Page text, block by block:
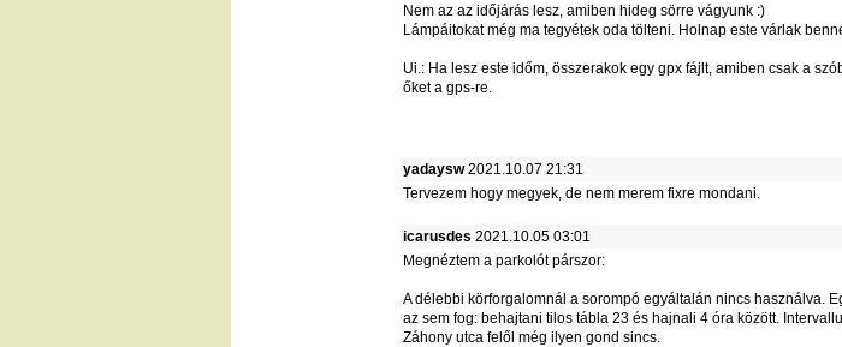
Nem az az időjárás lesz, amiben hideg sörre vágyunk :)
Lámpáitokat még ma tegyétek oda tölteni. Holnap este várlak
Ui.: Ha lesz este időm, összerakok egy gpx fájlt, amiben csak a
őket a gps-re.
yadaysw2021.10.07 21:31
Tervezem hogy megyek, de nem merem fixre mondani.
icarusdes 2021.10.05 03:01
Megnéztem a parkolót párszor:
A délebbi körforgalomnál a sorompó egyáltalán nincs használva.
az sem fog: behajtani tilos tábla 23 és hajnali 4 óra között.
Záhony utca felől még ilyen gond sincs.